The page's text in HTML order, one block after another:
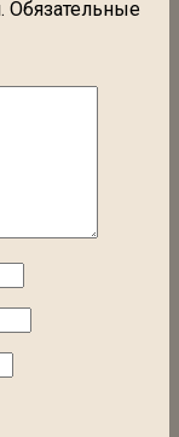
Обязательные